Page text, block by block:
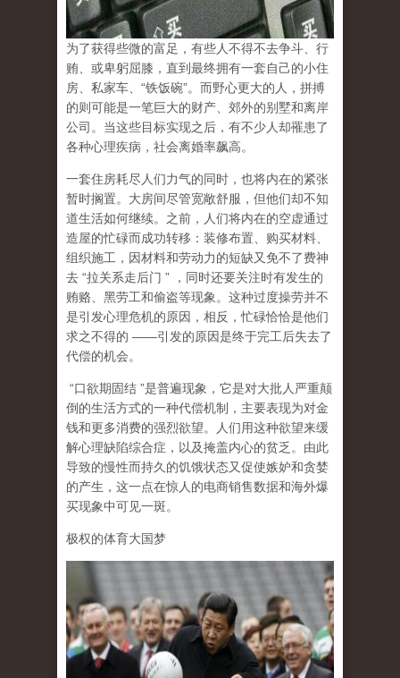
为了获得些微的富足，有些人不得不去争斗、行
贿、或卑躬屈膝，直到最终拥有一套自己的小住
房、私家车、 “铁饭碗”。而野心更大的人，拼搏
的则可能是一笔巨大的财产、郊外的别墅和离岸
公司。当这些目标实现之后，有不少人却罹患了
各种心理疾病，社会离婚率飙高。
一套住房耗尽人们力气的同时，也将内在的紧张
暂时搁置。大房间尽管宽敞舒服，但他们却不知
道生活如何继续。之前，人们将内在的空虚通过
造屋的忙碌而成功转移：装修布置、购买材料、
组织施工，因材料和劳动力的短缺又免不了费神
去 “拉关系走后门 ”
，同时还要关注时有发生的
贿赂、黑劳工和偷盗等现象。这种过度操劳并不
是引发心理危机的原因，相反，忙碌恰恰是他们
求之不得的 ——引发的原因是终于完工后失去了
代偿的机会。
“口欲期固结 ”是普遍现象，它是对大批人严重颠
倒的生活方式的一种代偿机制，主要表现为对金
钱和更多消费的强烈欲望。人们用这种欲望来缓
解心理缺陷综合症，以及掩盖内心的贫乏。由此
导致的慢性而持久的饥饿状态又促使嫉妒和贪婪
的产生，这一点在惊人的电商销售数据和海外爆
买现象中可见一斑。
极权的体育大国梦